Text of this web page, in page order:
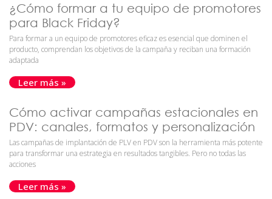
¿Cómo formar a tu equipo de promotores
para Black Friday?
Para formar a un equipo de promotores eficaz es esencial que dominen el
producto, comprendan los objetivos de la campaña y reciban una formación
adaptada
Leer más »
Cómo activar campañas estacionales en
PDV: canales, formatos y personalización
Las campañas de implantación de PLV en PDV son la herramienta más potente
para transformar una estrategia en resultados tangibles. Pero no todas las
acciones
Leer más »